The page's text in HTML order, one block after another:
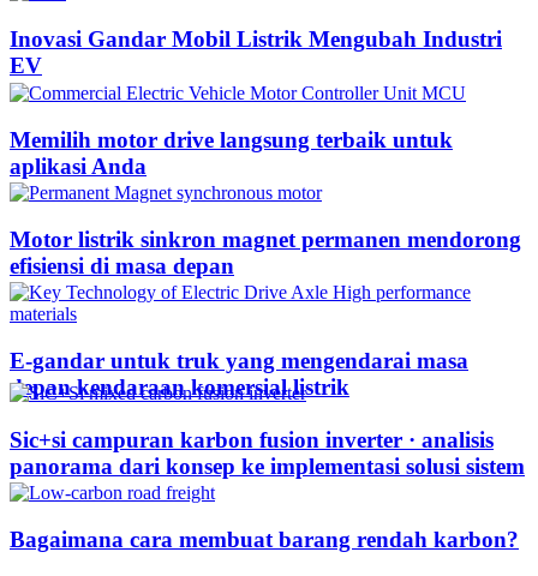
Inovasi Gandar Mobil Listrik Mengubah Industri
EV
Memilih motor drive langsung terbaik untuk
aplikasi Anda
Motor listrik sinkron magnet permanen mendorong
efisiensi di masa depan
E-gandar untuk truk yang mengendarai masa
depan kendaraan komersial listrik
Sic+si campuran karbon fusion inverter · analisis
panorama dari konsep ke implementasi solusi sistem
Bagaimana cara membuat barang rendah karbon?